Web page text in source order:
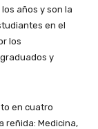
años y son la
en el
los
y
en cuatro
reñida: Medicina,